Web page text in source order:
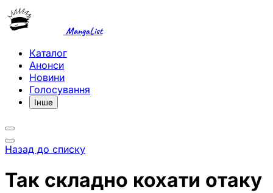
MangaList
Каталог
Анонси
Новини
Голосування
Інше
Назад до списку
Так складно кохати отаку